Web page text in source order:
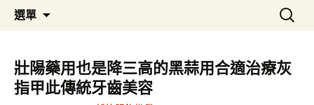
選單
容
區
搜
尋
鍵
字:
壯陽藥用也是降三高的黑蒜用合適治療灰
指甲此傳統牙齒美容